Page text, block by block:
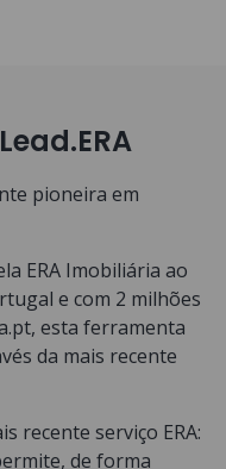
pioneira em
ERA Imobiliária ao
e com 2 milhões
esta ferramenta
da mais recente
recente serviço ERA:
de forma